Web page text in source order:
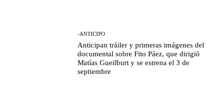
-ANTICIPO
Anticipan tráiler y primeras imágenes del
documental sobre Fito Páez, que dirigió
Matías Gueilburt y se estrena el 3 de
septiembre